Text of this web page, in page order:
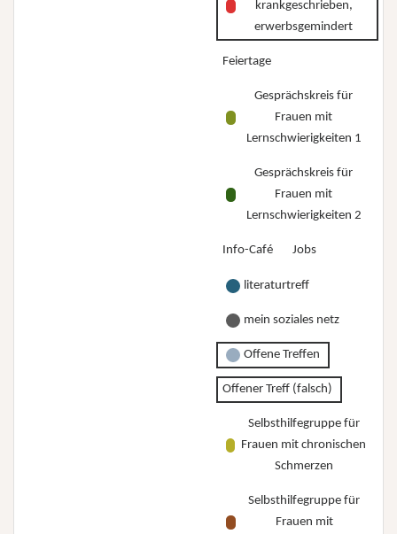
krankgeschrieben,
erwerbsgemindert
Feiertage
Gesprächskreis für
Frauen mit
Lernschwierigkeiten 1
Gesprächskreis für
Frauen mit
Lernschwierigkeiten 2
Info-Café Jobs
literaturtreff
mein soziales netz
Offene Treffen
Offener Treff (falsch)
Selbsthilfegruppe für
Frauen mit chronischen
Schmerzen
Selbsthilfegruppe für
Frauen mit